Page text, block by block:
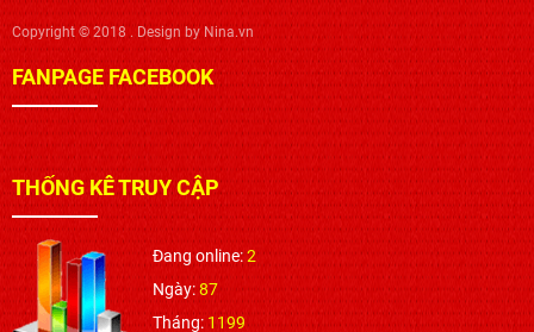
Copyright © 2018 . Design by Nina.vn
FANPAGE FACEBOOK
THỐNG KÊ TRUY CẬP
Đang online:2
Ngày:87
Tháng: 1199